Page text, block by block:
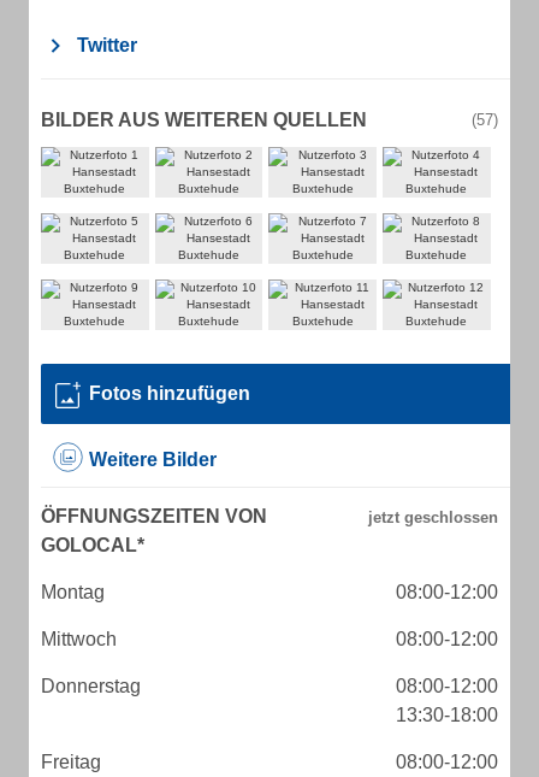
Twitter
BILDER AUS WEITEREN QUELLEN (57)
Fotos hinzufügen
Weitere Bilder
ÖFFNUNGSZEITEN VON
GOLOCAL*
Montag 08:00-12:00
Mittwoch 08:00-12:00
Donnerstag
08:00-12:00
13:30-18:00
Freitag 08:00-12:00